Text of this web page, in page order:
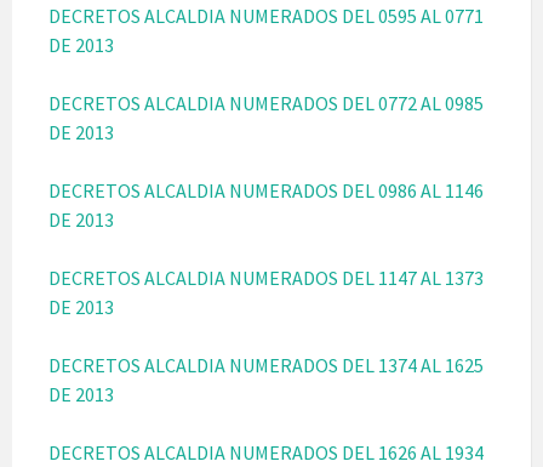
DECRETOS ALCALDIA NUMERADOS DEL 0595 AL 0771
DE 2013
DECRETOS ALCALDIA NUMERADOS DEL 0772 AL 0985
DE 2013
DECRETOS ALCALDIA NUMERADOS DEL 0986 AL 1146
DE 2013
DECRETOS ALCALDIA NUMERADOS DEL 1147 AL 1373
DE 2013
DECRETOS ALCALDIA NUMERADOS DEL 1374 AL 1625
DE 2013
DECRETOS ALCALDIA NUMERADOS DEL 1626 AL 1934